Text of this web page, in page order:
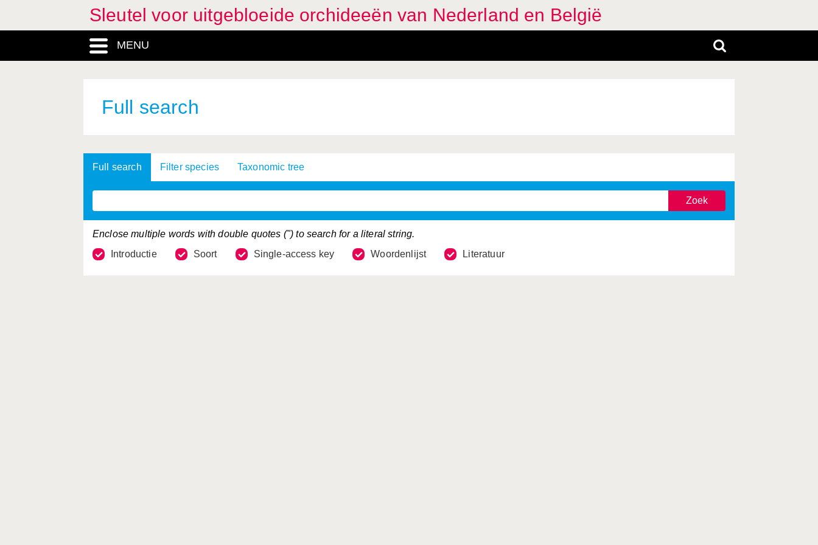
Sleutel voor uitgebloeide orchideeën van Nederland en België
MENU
Full search
Full search Filter species Taxonomic tree
Enclose multiple words with double quotes (") to search for a literal string.
Introductie
Soort Single-access key Woordenlijst Literatuur